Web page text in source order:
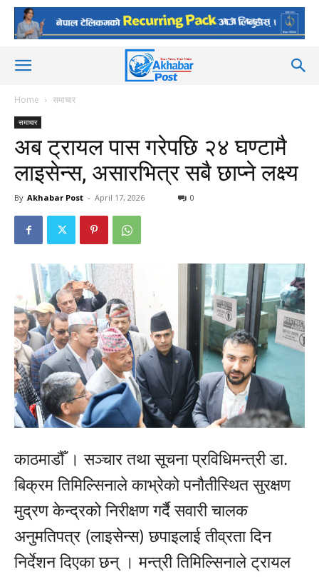
Home समाचार
समाचार
अब ट्रायल पास गरेपछि २४ घण्टामै
लाइसेन्स, असारभित्र सबै छाप्ने लक्ष्य
By Akhabar Post - April 17, 2026 0
काठमाडौँ । सञ्चार तथा सूचना प्रविधिमन्त्री डा.
बिक्रम तिमिल्सिनाले काभ्रेको पनौतीस्थित सुरक्षण
मुद्रण केन्द्रको निरीक्षण गर्दै सवारी चालक
अनुमतिपत्र (लाइसेन्स) छपाइलाई तीव्रता दिन
निर्देशन दिएका छन् । मन्त्री तिमिल्सिनाले ट्रायल